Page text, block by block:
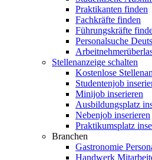
Praktikanten finden
Fachkräfte finden
Führungskräfte
Personalsuche
Stellenanzeige schalten
Kostenlose
Studentenjob
Minijob inserieren
Ausbildungsplatz
Nebenjob inserieren
Praktikumsplatz
Branchen
Gastronomie
Handwerk